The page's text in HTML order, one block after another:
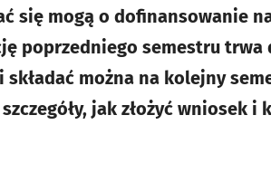
się mogą o dofinansowanie
poprzedniego semestru trwa
można na kolejny
jak złożyć wniosek i